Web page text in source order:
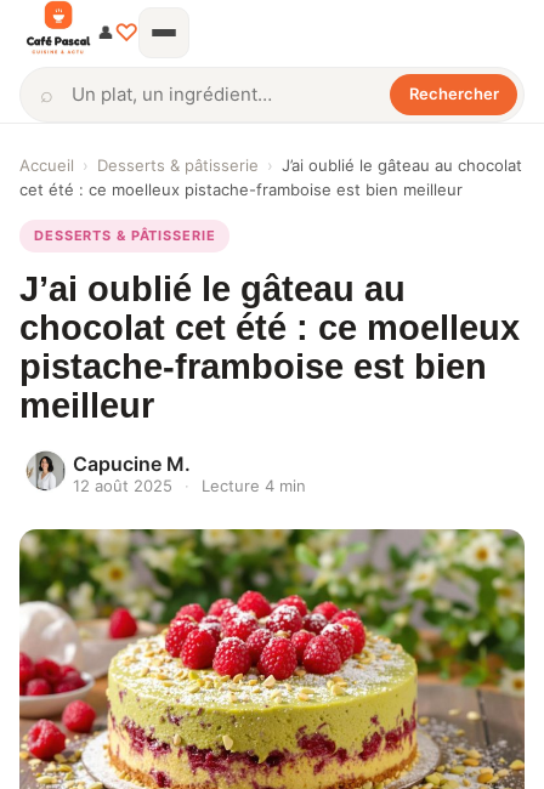
⌕
Rechercher
Rechercher
👤♡
Accueil › Desserts & pâtisserie › J’ai oublié le gâteau au chocolat
cet été : ce moelleux pistache-framboise est bien meilleur
DESSERTS & PÂTISSERIE
J’ai oublié le gâteau au
chocolat cet été : ce moelleux
pistache-framboise est bien
meilleur
Capucine M.
12 août 2025 · Lecture 4 min